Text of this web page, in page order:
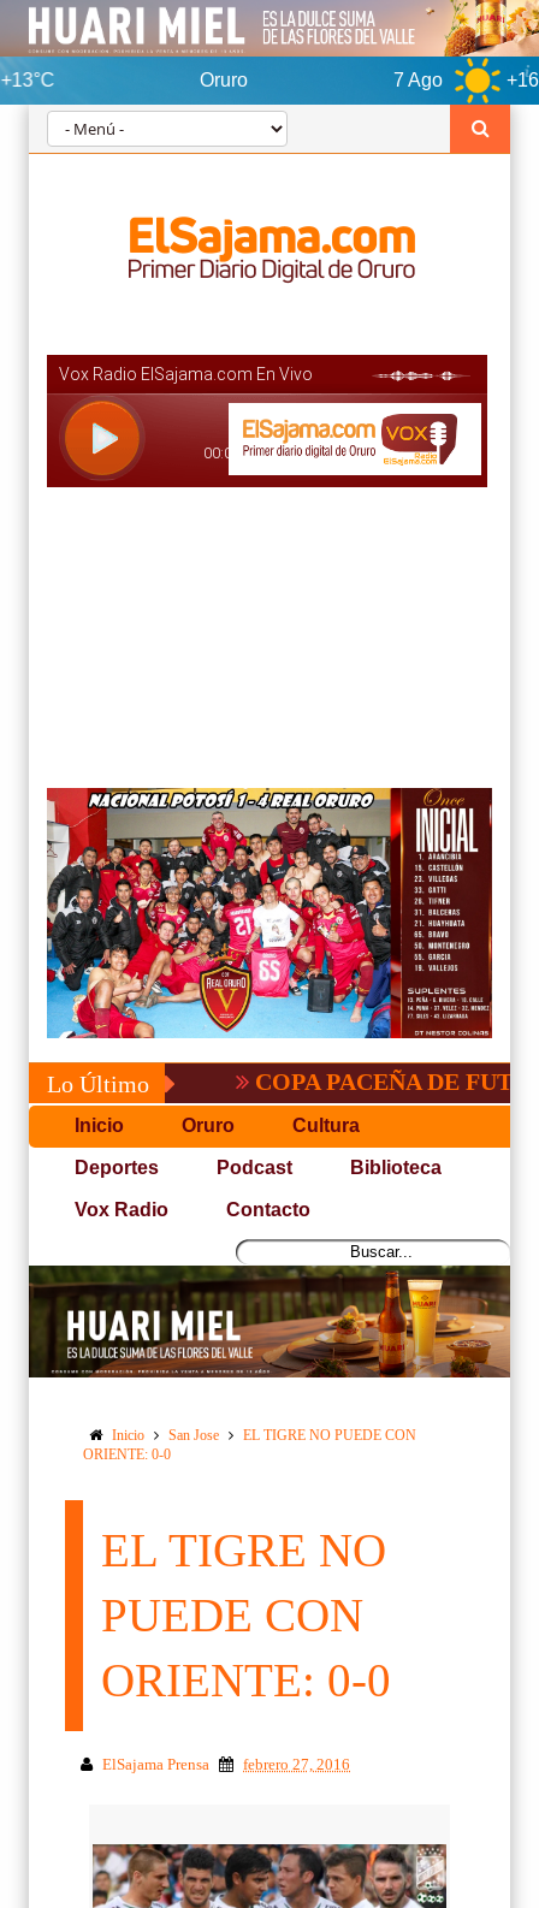
+16°C
Lo Último COPA PACEÑA DE FUTBOL
Inicio Oruro Cultura
Deportes Podcast Biblioteca
Vox Radio Contacto
Inicio San Jose
EL TIGRE NO PUEDE CON
ORIENTE: 0-0
EL TIGRE NO
PUEDE CON
ORIENTE: 0-0
ElSajama Prensa febrero 27, 2016